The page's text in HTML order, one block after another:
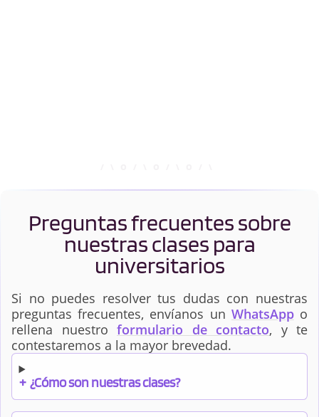
Preguntas frecuentes sobre
nuestras clases para
universitarios
Si no puedes resolver tus dudas con nuestras
preguntas frecuentes, envíanos un WhatsAppo
rellena nuestro formulario de contacto, y te
contestaremos a la mayor brevedad.
+ ¿Cómo son nuestras clases?